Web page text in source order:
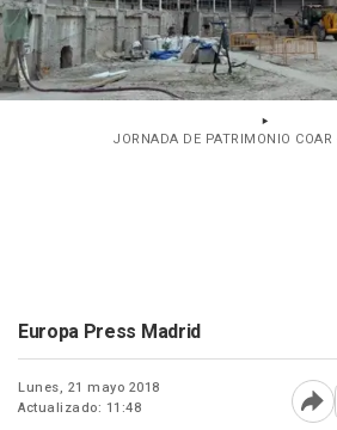
JORNADA DE PATRIMONIO COAR
Europa Press Madrid
Lunes, 21 mayo 2018
Actualizado: 11:48